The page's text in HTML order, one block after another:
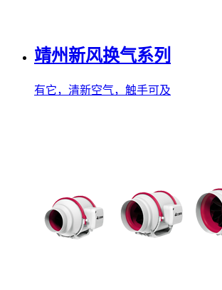
靖州新风换气系列
有它，清新空气，触手可及